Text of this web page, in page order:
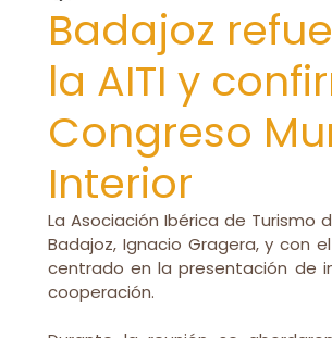
Badajoz
la AITI y
Congreso
Interior
La Asociación Ibérica de Turismo
Badajoz, Ignacio Gragera, y con
centrado en la presentación de
cooperación.